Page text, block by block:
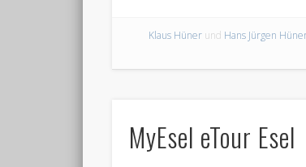
Klaus Hünerund Hans Jürgen
MyEsel eTour Esel